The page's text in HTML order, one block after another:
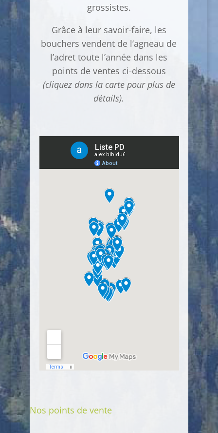
grossistes.
Grâce à leur savoir-faire, les
bouchers vendent de l’agneau de
l’adret toute l’année dans les
points de ventes ci-dessous
(cliquez dans la carte pour plus de
détails).
Nos points de vente